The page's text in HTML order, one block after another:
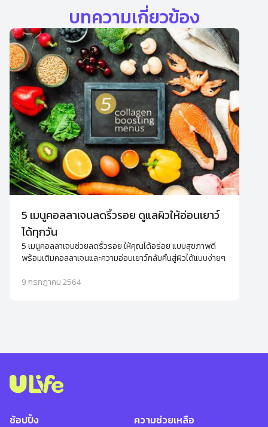
บทความเกี่ยวข้อง
5 เมนูคอลลาเจนลดริ้วรอย ดูแลผิวให้อ่อนเยาว์
ได้ทุกวัน
5 เมนูคอลลาเจนช่วยลดริ้วรอย ให้คุณได้อร่อย แบบสุขภาพดี
พร้อมเติมคอลลาเจนและความอ่อนเยาว์กลับคืนสู่ผิวได้แบบง่ายๆ
9 กรกฎาคม 2564
ช้อปปิ้ง ความช่วยเหลือ